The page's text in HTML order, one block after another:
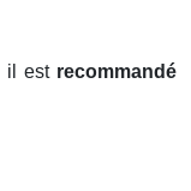
il est recommandé